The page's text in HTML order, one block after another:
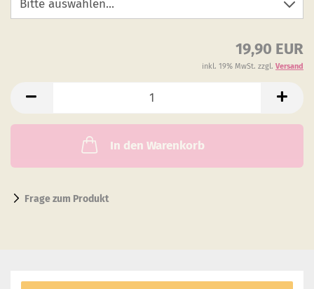
19,90 EUR
inkl. 19% MwSt. zzgl. Versand
In den Warenkorb
Frage zum Produkt